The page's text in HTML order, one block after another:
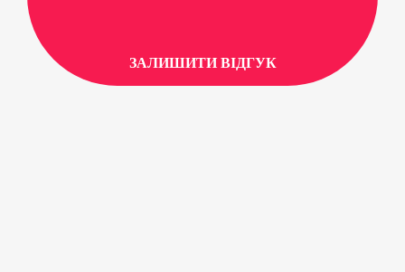
ЗАЛИШИТИ ВІДГУК